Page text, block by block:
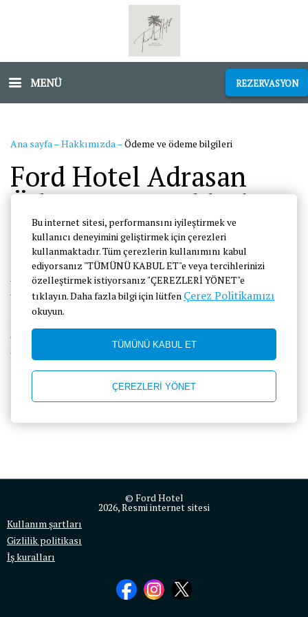
Bu internet sitesi, performansını iyileştirmek ve
kullanıcı deneyimini geliştirmek için çerezleri
kullanmaktadır. Tüm çerezlerin kullanımını kabul
ediyorsanız "TÜMÜNÜ KABUL ET"e veya tercihlerinizi
özelleştirmek istiyorsanız "ÇEREZLERİ YÖNET"e
tıklayın. Daha fazla bilgi için lütfen Çerez Politikamızı
okuyun.
TÜMÜNÜ KABUL ET
ÇEREZLERİ YÖNET
MENÜ REZERVASYON
Ana sayfa–Hakkımızda–Ödeme ve ödeme bilgileri
Ford Hotel Adrasan
Ödeme Seçenekleri ve
Ödeme Detayları
Banka bilgileri
Ford Hotel Adrasan, konuklarına çeşitli ödeme seçenekleri sunar.
Güvenli ödeme süreçleriyle tatilinizin keyfini sorunsuz bir şekilde
çıkarın.
© Ford Hotel
2026, Resmi internet sitesi
Kullanım şartları
Gizlilik politikası
İş kuralları